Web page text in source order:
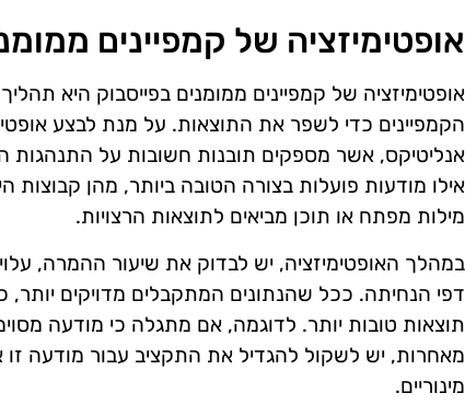
אופטימיזציה של קמפיינים
אופטימיזציה של קמפיינים ממומנים בפייסבוק היא
הקמפיינים כדי לשפר את התוצאות. על מנת לבצע
אנליטיקס, אשר מספקים תובנות חשובות על התנהגות
אילו מודעות פועלות בצורה הטובה ביותר, מהן קבוצות
מילות מפתח או תוכן מביאים לתוצאות הרצויות.
דפי הנחיתה. ככל שהנתונים המתקבלים מדויקים יותר,
תוצאות טובות יותר. לדוגמה, אם מתגלה כי מודעה
מאחרות, יש לשקול להגדיל את התקציב עבור מודעה זו
מינוריים.